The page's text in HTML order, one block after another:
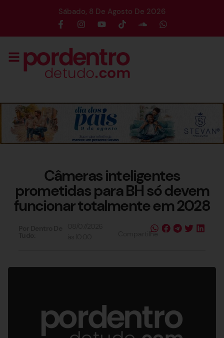
Sábado, 8 De Agosto De 2026
Câmeras inteligentes
prometidas para BH só devem
funcionar totalmente em 2028
Compartilhe